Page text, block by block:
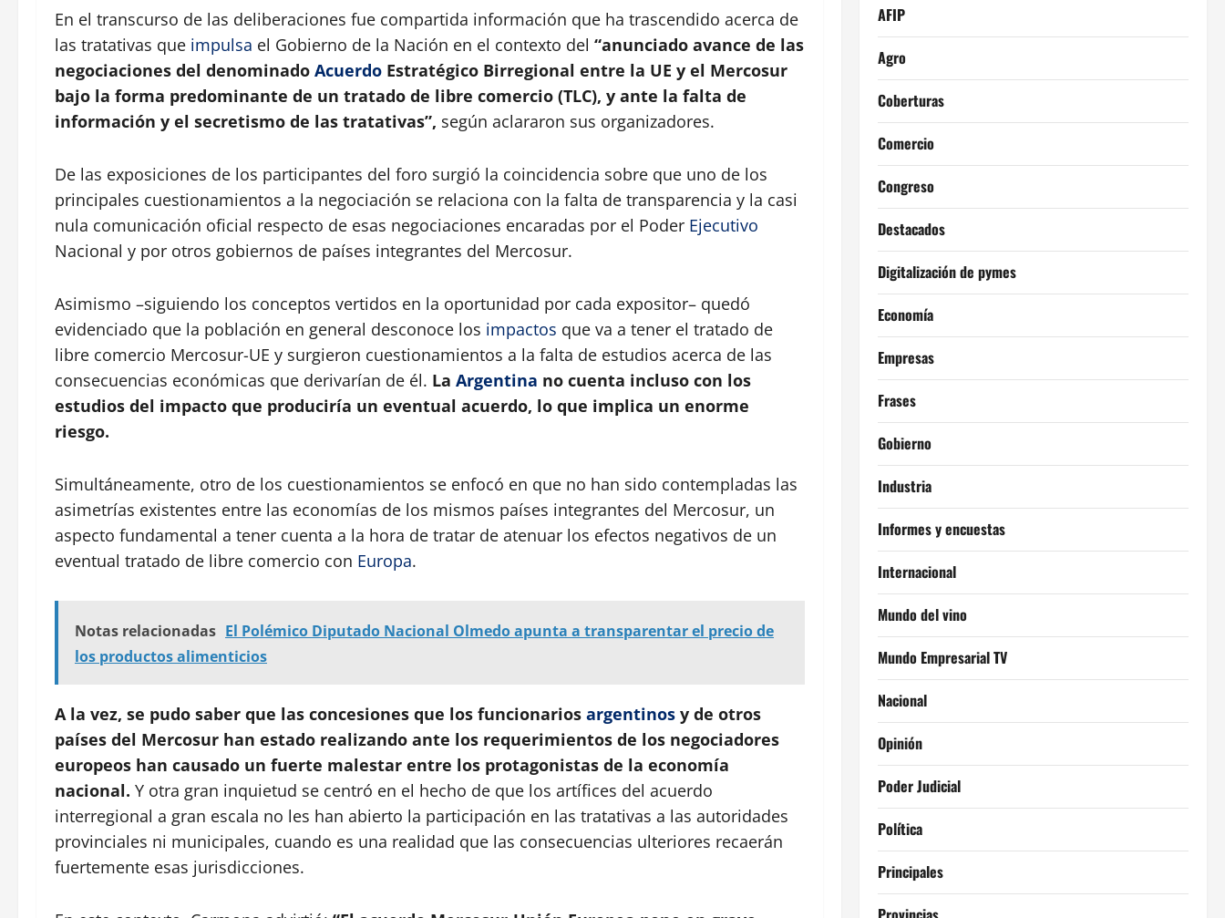
En el transcurso de las deliberaciones fue compartida información que ha trascendido acerca de
las tratativas que impulsa el Gobierno de la Nación en el contexto del “anunciado avance de las
negociaciones del denominado Acuerdo Estratégico Birregional entre la UE y el Mercosur
bajo la forma predominante de un tratado de libre comercio (TLC), y ante la falta de
información y el secretismo de las tratativas”, según aclararon sus organizadores.
De las exposiciones de los participantes del foro surgió la coincidencia sobre que uno de los
principales cuestionamientos a la negociación se relaciona con la falta de transparencia y la casi
nula comunicación oficial respecto de esas negociaciones encaradas por el Poder Ejecutivo
Nacional y por otros gobiernos de países integrantes del Mercosur.
Asimismo –siguiendo los conceptos vertidos en la oportunidad por cada expositor– quedó
evidenciado que la población en general desconoce los impactos que va a tener el tratado de
libre comercio Mercosur-UE y surgieron cuestionamientos a la falta de estudios acerca de las
consecuencias económicas que derivarían de él. La Argentina no cuenta incluso con los
estudios del impacto que produciría un eventual acuerdo, lo que implica un enorme
riesgo.
Simultáneamente, otro de los cuestionamientos se enfocó en que no han sido contempladas las
asimetrías existentes entre las economías de los mismos países integrantes del Mercosur, un
aspecto fundamental a tener cuenta a la hora de tratar de atenuar los efectos negativos de un
eventual tratado de libre comercio con Europa.
Notas relacionadas El Polémico Diputado Nacional Olmedo apunta a transparentar el precio de
los productos alimenticios
A la vez, se pudo saber que las concesiones que los funcionarios argentinos y de otros
países del Mercosur han estado realizando ante los requerimientos de los negociadores
europeos han causado un fuerte malestar entre los protagonistas de la economía
nacional. Y otra gran inquietud se centró en el hecho de que los artífices del acuerdo
interregional a gran escala no les han abierto la participación en las tratativas a las autoridades
provinciales ni municipales, cuando es una realidad que las consecuencias ulteriores recaerán
fuertemente esas jurisdicciones.
AFIP
Agro
Coberturas
Comercio
Congreso
Destacados
Digitalización de pymes
Economía
Empresas
Frases
Gobierno
Industria
Informes y encuestas
Internacional
Mundo del vino
Mundo Empresarial TV
Nacional
Opinión
Poder Judicial
Política
Principales